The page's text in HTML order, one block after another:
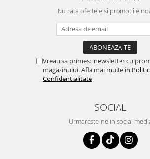
Nu rata ofertele si promotiile
Vreau sa primesc newsletter cu
magazinului. Afla mai multe in
Confidentialitate
SOCIAL
Urmareste-ne in social